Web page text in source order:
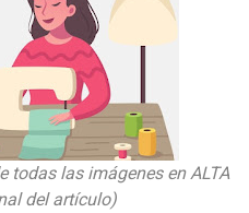
todas las imágenes en ALTA
del artículo)